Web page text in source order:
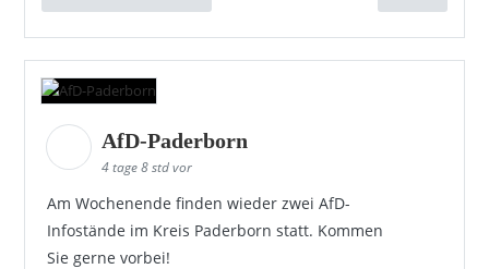
AfD-Paderborn
4 tage 8 std vor
Am Wochenende finden wieder zwei AfD-
Infostände im Kreis Paderborn statt. Kommen
Sie gerne vorbei!